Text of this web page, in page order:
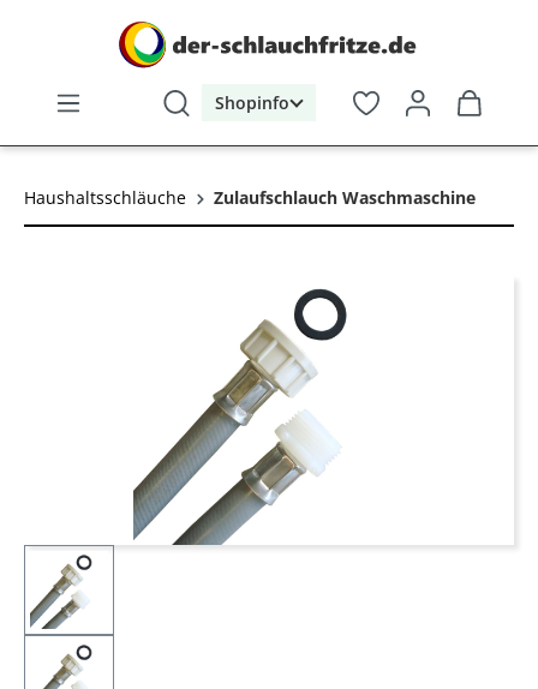
Shopinfo
Haushaltsschläuche Zulaufschlauch Waschmaschine